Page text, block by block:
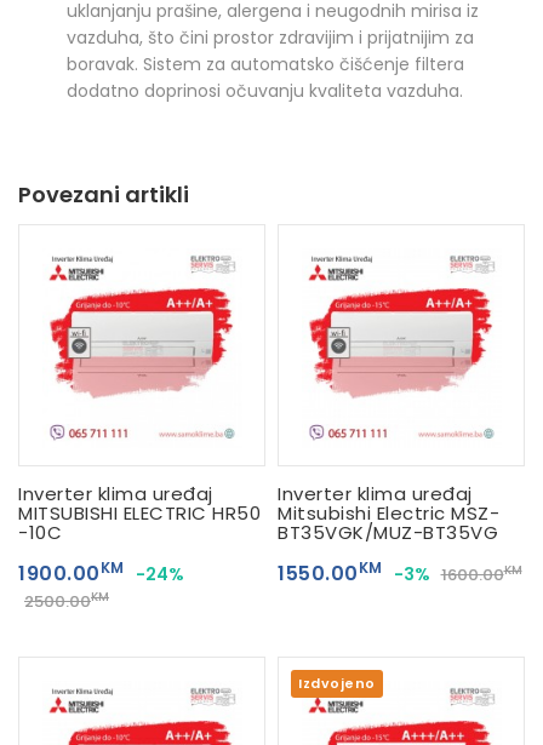
uklanjanju prašine, alergena i neugodnih mirisa iz
vazduha, što čini prostor zdravijim i prijatnijim za
boravak. Sistem za automatsko čišćenje filtera
dodatno doprinosi očuvanju kvaliteta vazduha.
Povezani artikli
Inverter klima uređaj
MITSUBISHI ELECTRIC HR50
-10C
1900.00KM -24%
2500.00KM
Inverter klima uređaj
Mitsubishi Electric MSZ-
BT35VGK/MUZ-BT35VG
1550.00KM -3% 1600.00KM
Izdvojeno